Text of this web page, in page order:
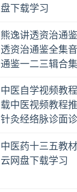
盘下载学习
熊逸讲透资治通
透资治通鉴全集
通鉴一二三辑合
中医自学视频教
载中医视频教程
针灸经络脉诊面
中医药十三五教
云网盘下载学习